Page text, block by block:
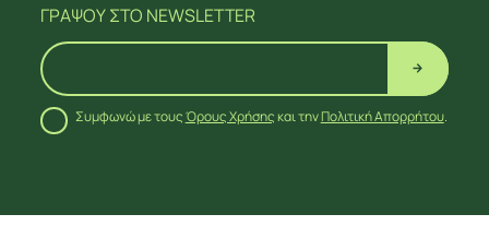
ΑΚΟΛΟΥΘΗΣΕ ΜΕΣΤΑ SOCIAL MEDIA
ΓΡΑΨΟΥΣΤΟ NEWSLETTER
Συμφωνώ με τουςΌρους Χρήσηςκαι τηνΠολιτική Απορρήτου.